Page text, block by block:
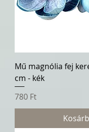
Mű magnólia fej
cm - kék
Ár
780 Ft